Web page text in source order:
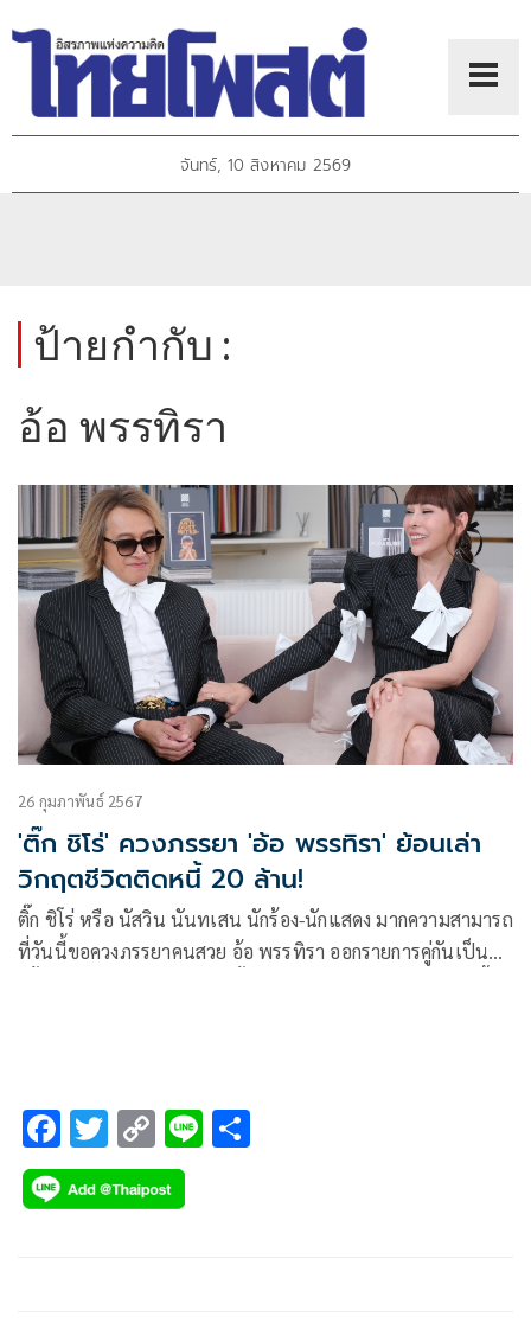
จันทร์, 10 สิงหาคม 2569
ป้ายกำกับ :
อ้อ พรรทิรา
26 กุมภาพันธ์ 2567
'ติ๊ก ชิโร่' ควงภรรยา 'อ้อ พรรทิรา' ย้อนเล่า
วิกฤตชีวิตติดหนี้ 20 ล้าน!
ติ๊ก ชิโร่ หรือ นัสวิน นันทเสน นักร้อง-นักแสดง มากความสามารถ
ที่วันนี้ขอควงภรรยาคนสวย อ้อ พรรทิรา ออกรายการคู่กันเป็น
F
ac
e
T
wi
tt
C
o
p
Li